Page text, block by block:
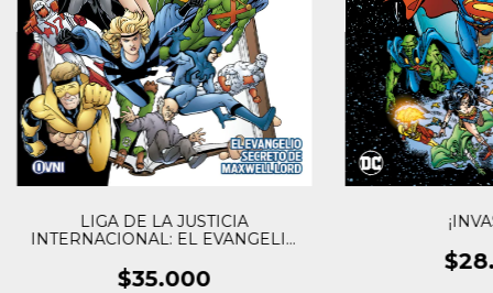
LIGA DE LA JUSTICIA
INTERNACIONAL: EL EVANGELIO
$35.000